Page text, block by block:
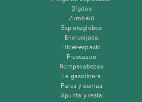
Dígitos
Zumbalú
Explotaglobos
Encrucijada
Hiper-espacio
Frescazoo
Rompecabezas
La gasolinera
Pares y sumas
Apunta y resta